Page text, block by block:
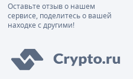
Оставьте отзыв о нашем
сервисе, поделитесь о вашей
находке с другими!